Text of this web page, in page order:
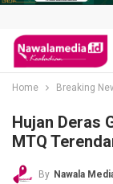
Home Breaking
Hujan Deras
MTQ
By Nawala